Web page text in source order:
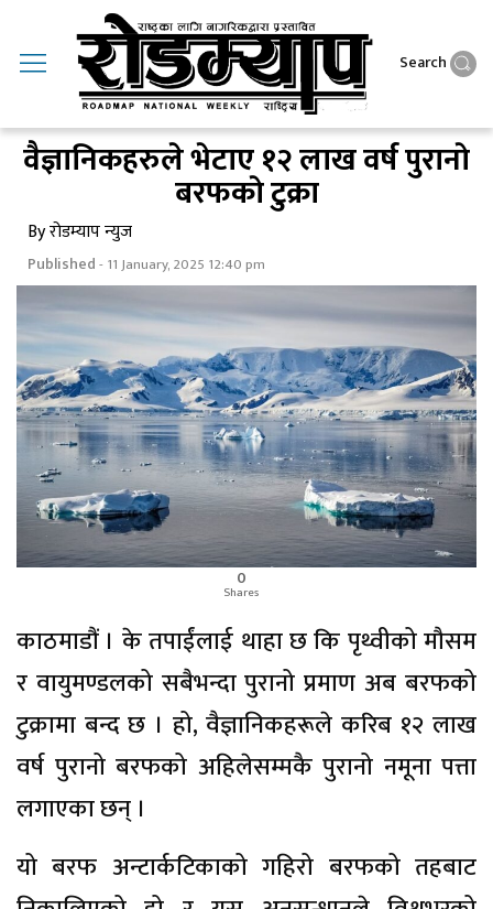
Search
वैज्ञानिकहरुले भेटाए १२ लाख वर्ष पुरानाे
बरफकाे टुक्रा
By रोडम्याप न्युज
Published- 11 January, 2025 12:40 pm
0
Shares
काठमाडौं । के तपाईंलाई थाहा छ कि पृथ्वीको मौसम
र वायुमण्डलको सबैभन्दा पुरानो प्रमाण अब बरफको
टुक्रामा बन्द छ । हो, वैज्ञानिकहरूले करिब १२ लाख
वर्ष पुरानो बरफको अहिलेसम्मकै पुरानो नमूना पत्ता
लगाएका छन् ।
यो बरफ अन्टार्कटिकाको गहिरो बरफको तहबाट